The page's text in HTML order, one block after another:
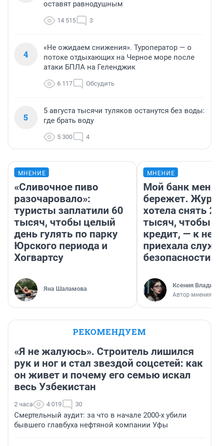
оставят равнодушным
14 515 3
4
«Не ожидаем снижения». Туроператор — о
потоке отдыхающих на Черное море после
атаки БПЛА на Геленджик
6 117 Обсудить
5
5 августа тысячи туляков останутся без воды:
где брать воду
5 300 4
МНЕНИЕ
«Сливочное пиво
разочаровало»:
туристы заплатили 60
тысяч, чтобы целый
день гулять по парку
Юрского периода и
Хогвартсу
Яна Шаламова
МНЕНИЕ
Мой банк меня
бережет.
хотела снять
тысяч, чтобы
кредит, — к
приехала
безопасности
Ксения
Автор мнения
РЕКОМЕНДУЕМ
«Я не жалуюсь». Строитель лишился
рук и ног и стал звездой соцсетей: как
он живет и почему его семью искал
весь Узбекистан
2 часа 4 019 30
Смертельный аудит: за что в начале 2000-х убили
бывшего главбуха нефтяной компании Уфы